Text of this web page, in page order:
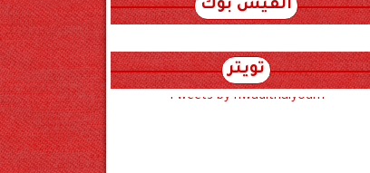
الفيس بوك
تويتر
Tweets by hwadithalyoum